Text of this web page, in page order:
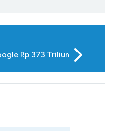
Rp 373 Triliun